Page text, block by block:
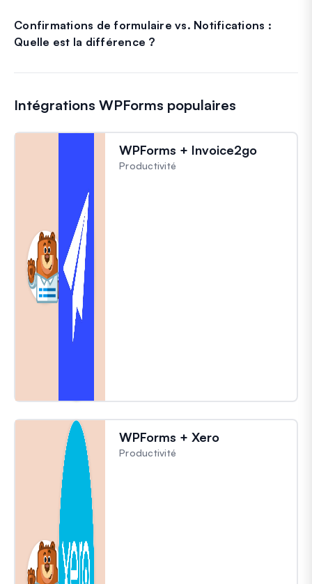
Confirmations de formulaire vs. Notifications :
Quelle est la différence ?
Intégrations WPForms populaires
WPForms + Invoice2go
Productivité
WPForms + Xero
Productivité